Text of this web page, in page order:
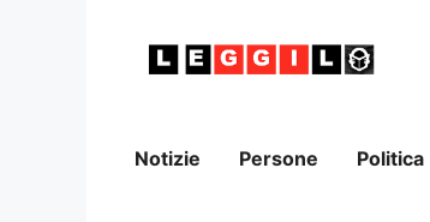
Notizie Persone Politica